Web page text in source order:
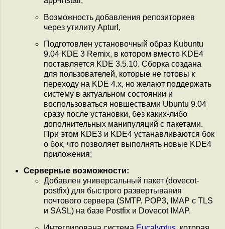
Возможность добавления репозиториев
через утилиту Apturl,
Подготовлен установочный образ Kubuntu
9.04 KDE 3 Remix, в котором вместо KDE4
поставляется KDE 3.5.10. Сборка создана
для пользователей, которые не готовы к
переходу на KDE 4.x, но желают поддержать
систему в актуальном состоянии и
воспользоваться новшествами Ubuntu 9.04
сразу после установки, без каких-либо
дополнительных манипуляций с пакетами.
При этом KDE3 и KDE4 устанавливаются бок
о бок, что позволяет выполнять новые KDE4
приложения;
Серверные возможности:
Добавлен универсальный пакет (dovecot-
postfix) для быстрого развертывания
почтового сервера (SMTP, POP3, IMAP с TLS
и SASL) на базе Postfix и Dovecot IMAP.